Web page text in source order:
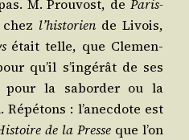
M. Prou­vost, de Paris-
l’his­to­riende Livois,
était telle, que Cle­men­
qu’il s’in­gé­rât de ses
pour la sabor­der ou la
: l’a­nec­dote est
de la Presse que l’on